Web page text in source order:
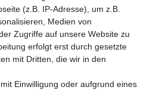
16:30(z.B. IP-Adresse), um z.B.
Medien von
Zugriffe auf unsere Website zu
erfolgt erst durch gesetzte
mit Dritten, die wir in den
Einwilligung oder aufgrund eines